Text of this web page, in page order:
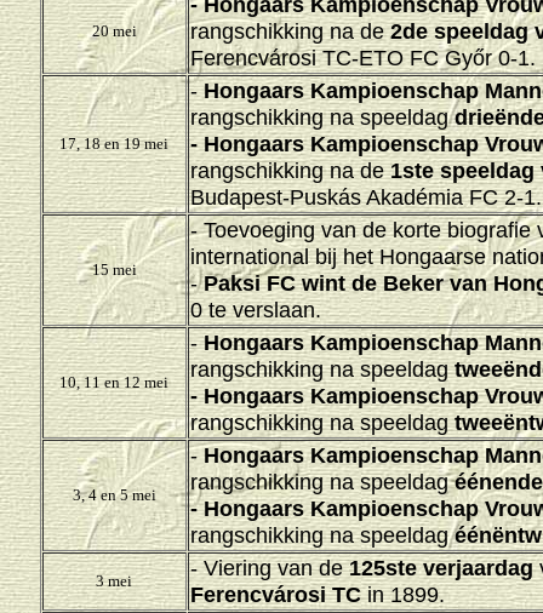
20 mei
rangschikking na de2de speeldag
Ferencvárosi TC-ETO FC Győr 0-1.
17, 18 en 19 mei
-Hongaars Kampioenschap
rangschikking na speeldag
-Hongaars Kampioenschap
rangschikking na de1ste speeldag
Budapest-Puskás Akadémia FC 2-1.
15 mei
- Toevoeging van de korte biografie
international bij het Hongaarse
-Paksi FC wint de Beker van
0 te verslaan.
10, 11 en 12 mei
-Hongaars Kampioenschap
rangschikking na speeldag
-Hongaars Kampioenschap
rangschikking na speeldag
3, 4 en 5 mei
-Hongaars Kampioenschap
rangschikking na speeldag
-Hongaars Kampioenschap
rangschikking na speeldag één
3 mei
- Viering van de125ste verjaardag
Ferencvárosi TCin 1899.